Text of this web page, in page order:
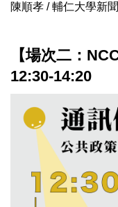
陳順孝 / 輔仁大學新
【場次二：
12:30-14:20